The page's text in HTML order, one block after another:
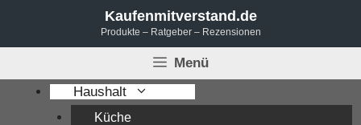
Kaufenmitverstand.de
Produkte – Ratgeber – Rezensionen
Menü
Haushalt
Küche